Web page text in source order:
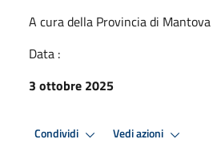
A cura della Provincia di Mantova
Data :
3 ottobre 2025
Condividi Vedi azioni